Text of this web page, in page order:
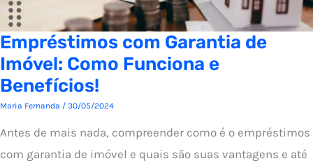
Empréstimos com Garantia de
Imóvel: Como Funciona e
Benefícios!
Maria Fernanda / 30/05/2024
Antes de mais nada, compreender como é o empréstimos
com garantia de imóvel e quais são suas vantagens e até